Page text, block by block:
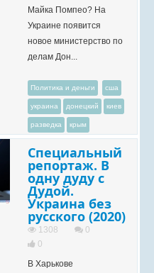
Майка Помпео? На
Украине появится
новое министерство по
делам Дон...
Политика и деньги сша
украина донецкий киев
разведка крым
Специальный
репортаж. В
одну дуду с
Дудой.
Украина без
русского (2020)
1308
0
0
В Харькове